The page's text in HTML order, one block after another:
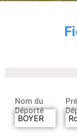
Nom du
Déporté
BOYER